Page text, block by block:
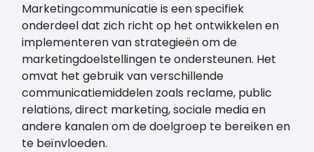
Marketingcommunicatie is een specifiek
onderdeel dat zich richt op het ontwikkelen en
implementeren van strategieën om de
marketingdoelstellingen te ondersteunen. Het
omvat het gebruik van verschillende
communicatiemiddelen zoals reclame, public
relations, direct marketing, sociale media en
andere kanalen om de doelgroep te bereiken en
te beïnvloeden.